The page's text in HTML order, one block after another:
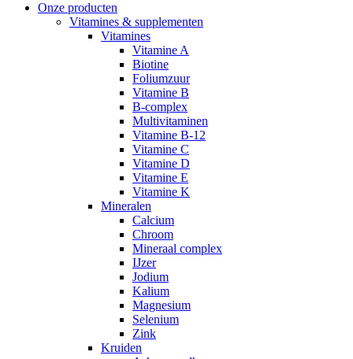
Onze producten
Vitamines & supplementen
Vitamines
Vitamine A
Biotine
Foliumzuur
Vitamine B
B-complex
Multivitaminen
Vitamine B-12
Vitamine C
Vitamine D
Vitamine E
Vitamine K
Mineralen
Calcium
Chroom
Mineraal complex
IJzer
Jodium
Kalium
Magnesium
Selenium
Zink
Kruiden